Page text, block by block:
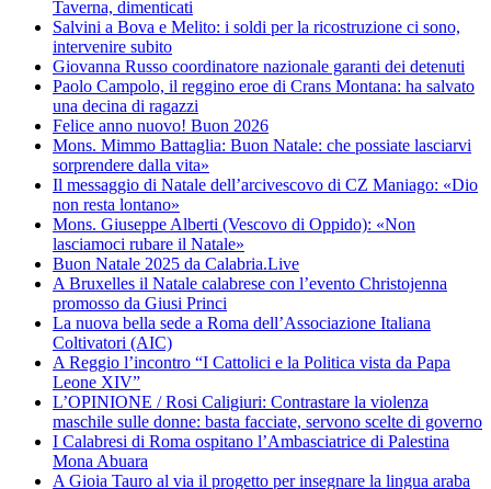
Taverna, dimenticati
Salvini a Bova e Melito: i soldi per la ricostruzione ci sono,
intervenire subito
Giovanna Russo coordinatore nazionale garanti dei detenuti
Paolo Campolo, il reggino eroe di Crans Montana: ha salvato
una decina di ragazzi
Felice anno nuovo! Buon 2026
Mons. Mimmo Battaglia: Buon Natale: che possiate lasciarvi
sorprendere dalla vita»
Il messaggio di Natale dell’arcivescovo di CZ Maniago: «Dio
non resta lontano»
Mons. Giuseppe Alberti (Vescovo di Oppido): «Non
lasciamoci rubare il Natale»
Buon Natale 2025 da Calabria.Live
A Bruxelles il Natale calabrese con l’evento Christojenna
promosso da Giusi Princi
La nuova bella sede a Roma dell’Associazione Italiana
Coltivatori (AIC)
A Reggio l’incontro “I Cattolici e la Politica vista da Papa
Leone XIV”
L’OPINIONE / Rosi Caligiuri: Contrastare la violenza
maschile sulle donne: basta facciate, servono scelte di governo
I Calabresi di Roma ospitano l’Ambasciatrice di Palestina
Mona Abuara
A Gioia Tauro al via il progetto per insegnare la lingua araba